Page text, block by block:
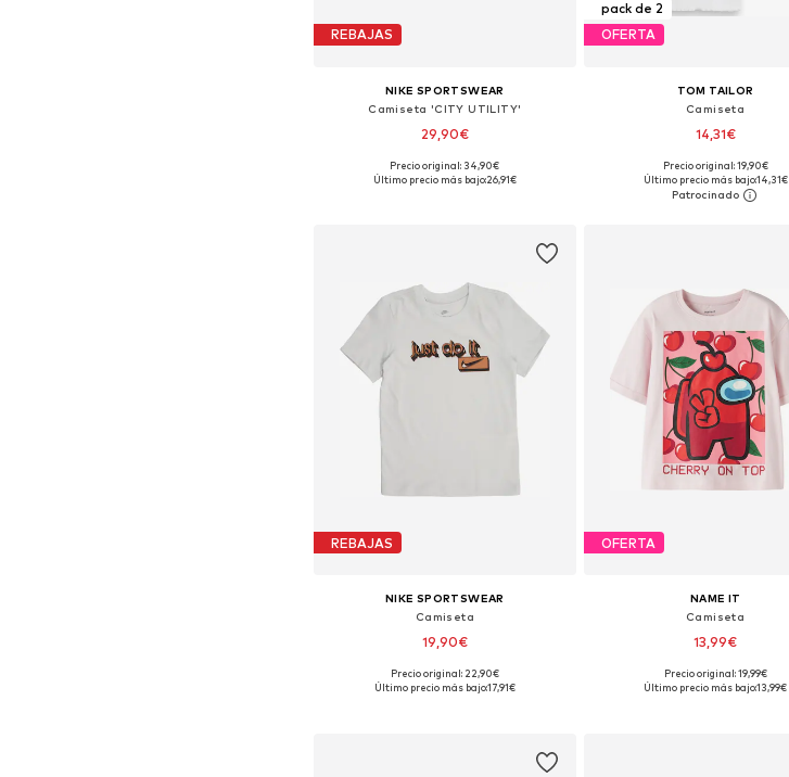
REBAJAS
NIKE SPORTSWEAR
Camiseta 'CITY UTILITY'
29,90€
Precio original: 34,90€
Último precio más bajo:26,91€
pack de 2
OFERTA
TOM TAILOR
Camiseta
14,31€
Añadir a la cesta
Precio original: 19,90€
Último precio más bajo:14,31€
REBAJAS
NIKE SPORTSWEAR
Camiseta
19,90€
Tallas disponibles: 122-128, 128-138
Precio original: 22,90€
Último precio más bajo:17,91€
OFERTA
NAME IT
Camiseta
13,99€
Precio original: 19,99€
Último precio más bajo:13,99€